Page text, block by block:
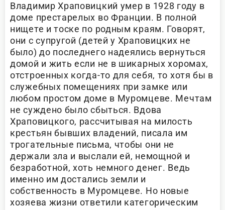
Владимир Храповицкий умер в 1928 году в
доме престарелых во Франции. В полной
нищете и тоске по родным краям. Говорят,
они с супругой (детей у Храповицких не
было) до последнего надеялись вернуться
домой и жить если не в шикарных хоромах,
отстроенных когда-то для себя, то хотя бы в
служебных помещениях при замке или
любом простом доме в Муромцеве. Мечтам
не суждено было сбыться. Вдова
Храповицкого, рассчитывая на милость
крестьян бывших владений, писала им
трогательные письма, чтобы они не
держали зла и выслали ей, немощной и
безработной, хоть немного денег. Ведь
именно им достались земли и
собственность в Муромцеве. Но новые
хозяева жизни ответили категорическим